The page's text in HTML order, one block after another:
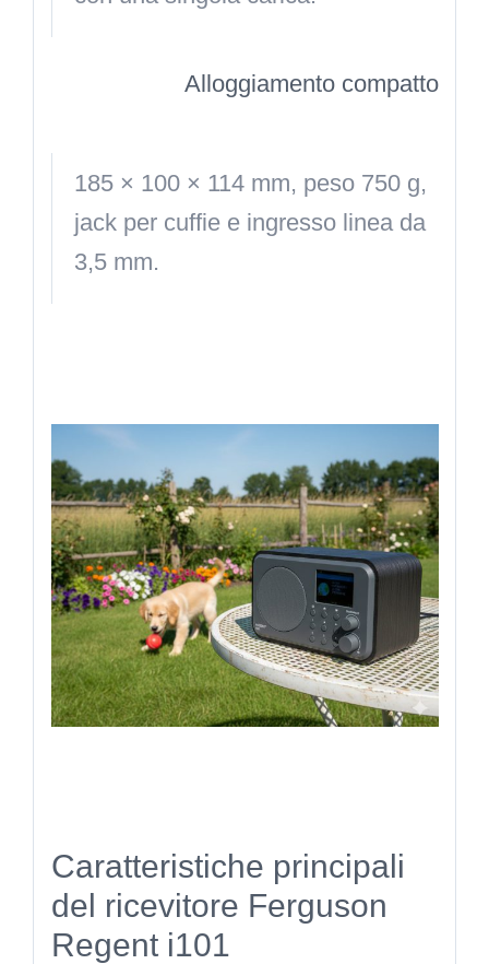
Alloggiamento compatto
185 × 100 × 114 mm, peso 750 g,
jack per cuffie e ingresso linea da
3,5 mm.
Caratteristiche principali
del ricevitore Ferguson
Regent i101